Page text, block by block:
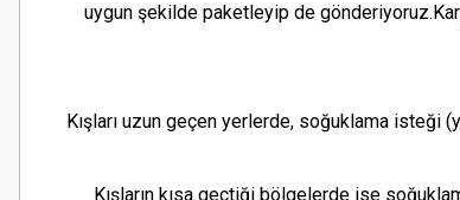
uygun şekilde paketleyip de
Kışları uzun geçen yerlerde, soğuklama isteği
Kışların kısa geçtiği bölgelerde ise